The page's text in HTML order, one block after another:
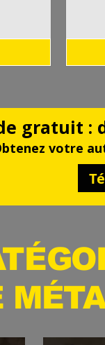
gratuit :
votre